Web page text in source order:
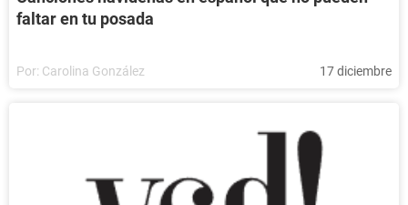
faltar en tu posada
Por: Carolina González 17 diciembre